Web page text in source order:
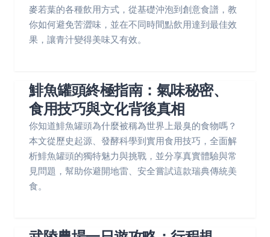
麥若葉的各種飲用方式，從基礎沖泡到創意食譜，教
你如何避免苦澀味，並在不同時間點飲用達到最佳效
果，讓青汁變得美味又有效。
鯡魚罐頭終極指南：氣味秘密、
食用技巧與文化背後真相
你知道鯡魚罐頭為什麼被稱為世界上最臭的食物嗎？
本文從歷史起源、發酵科學到實用食用技巧，全面解
析鯡魚罐頭的獨特魅力與挑戰，並分享真實體驗與常
見問題，幫助你避開地雷、安全嘗試這款瑞典傳統美
食。